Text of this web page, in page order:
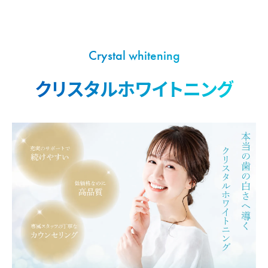
Crystal whitening
クリスタルホワイトニング